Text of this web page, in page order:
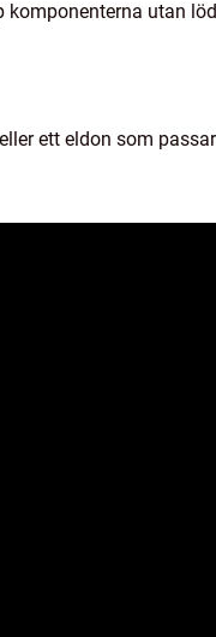
komponenterna utan
ett eldon som